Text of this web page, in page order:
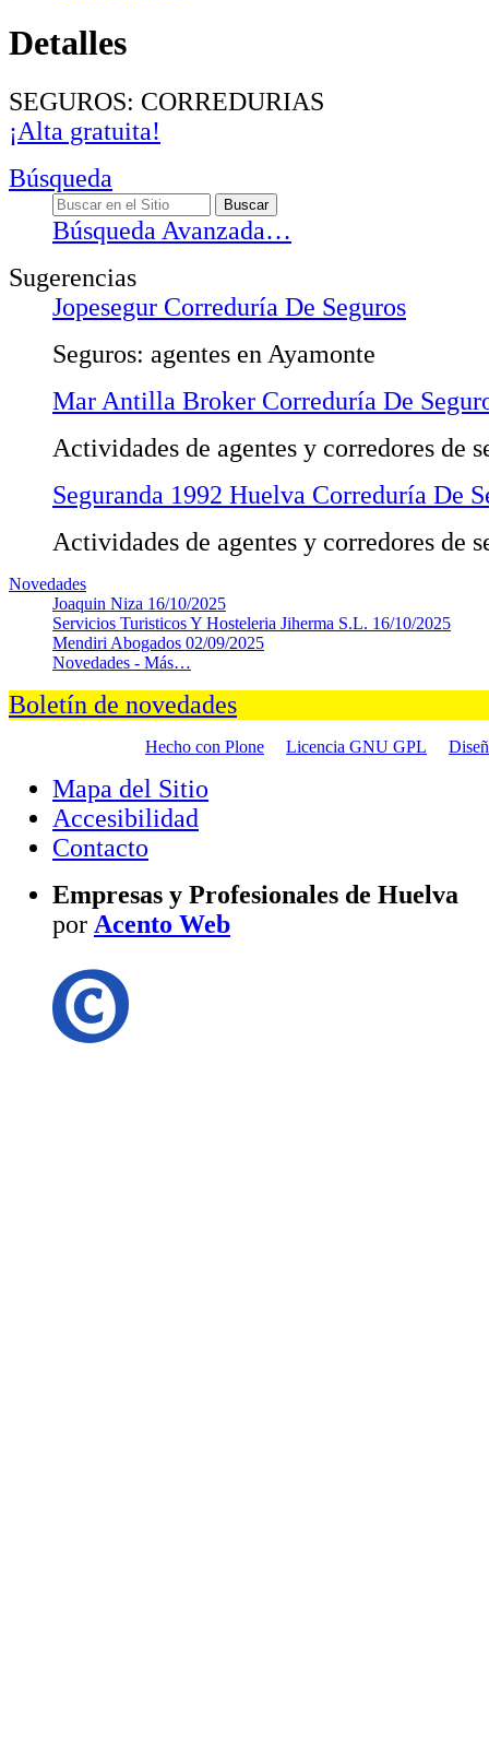
Detalles
SEGUROS: CORREDURIAS
¡Alta gratuita!
Búsqueda
Búsqueda Avanzada…
Sugerencias
Jopesegur Correduría De Seguros
Seguros: agentes en Ayamonte
Mar Antilla Broker Correduría De
Actividades de agentes y corredores de
Seguranda 1992 Huelva Correduría De
Actividades de agentes y corredores de
Novedades
Joaquin Niza 16/10/2025
Servicios Turisticos Y Hosteleria Jiherma S.L. 16/10/2025
Mendiri Abogados 02/09/2025
Novedades - Más…
Boletín de novedades
Hecho con Plone Licencia GNU GPL
Mapa del Sitio
Accesibilidad
Contacto
Empresas y Profesionales de Huelva
por Acento Web